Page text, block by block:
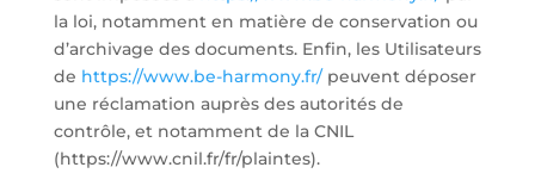
la loi, notamment en matière de conservation ou
d’archivage des documents. Enfin, les Utilisateurs
de https://www.be-harmony.fr/peuvent déposer
une réclamation auprès des autorités de
contrôle, et notamment de la CNIL
(https://www.cnil.fr/fr/plaintes).